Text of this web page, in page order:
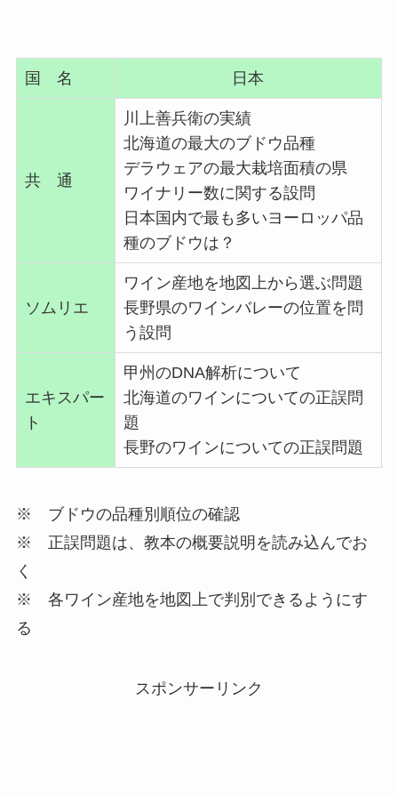
国 名 日本
共 通
川上善兵衛の実績
北海道の最大のブドウ品種
デラウェアの最大栽培面積の県
ワイナリー数に関する設問
日本国内で最も多いヨーロッパ品
種のブドウは？
ソムリエ
ワイン産地を地図上から選ぶ問題
長野県のワインバレーの位置を問
う設問
エキスパー
ト
甲州のDNA解析について
北海道のワインについての正誤問
題
長野のワインについての正誤問題
※ ブドウの品種別順位の確認
※ 正誤問題は、教本の概要説明を読み込んでお
く
※ 各ワイン産地を地図上で判別できるようにす
る
スポンサーリンク